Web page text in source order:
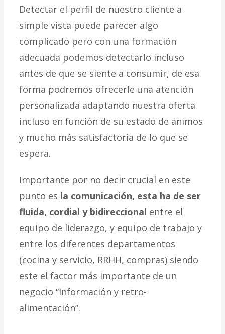
Detectar el perfil de nuestro cliente a
simple vista puede parecer algo
complicado pero con una formación
adecuada podemos detectarlo incluso
antes de que se siente a consumir, de esa
forma podremos ofrecerle una atención
personalizada adaptando nuestra oferta
incluso en función de su estado de ánimos
y mucho más satisfactoria de lo que se
espera.
Importante por no decir crucial en este
punto es la comunicación, esta ha de ser
fluida, cordial y bidireccional entre el
equipo de liderazgo, y equipo de trabajo y
entre los diferentes departamentos
(cocina y servicio, RRHH, compras) siendo
este el factor más importante de un
negocio “Información y retro-
alimentación”.